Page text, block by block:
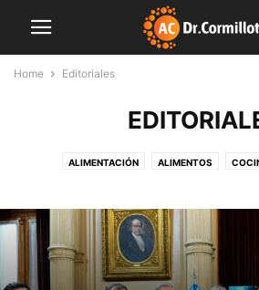
Home Editoriales
ALIMENTACIÓN ALIMENTOS
FARMACIA FINDE LIGHT FITNESS
INSTITUCIONES LIBRO
NOTAS DE INTERÉS NUTRICIÓN
PRODUCCIÓN SALUD